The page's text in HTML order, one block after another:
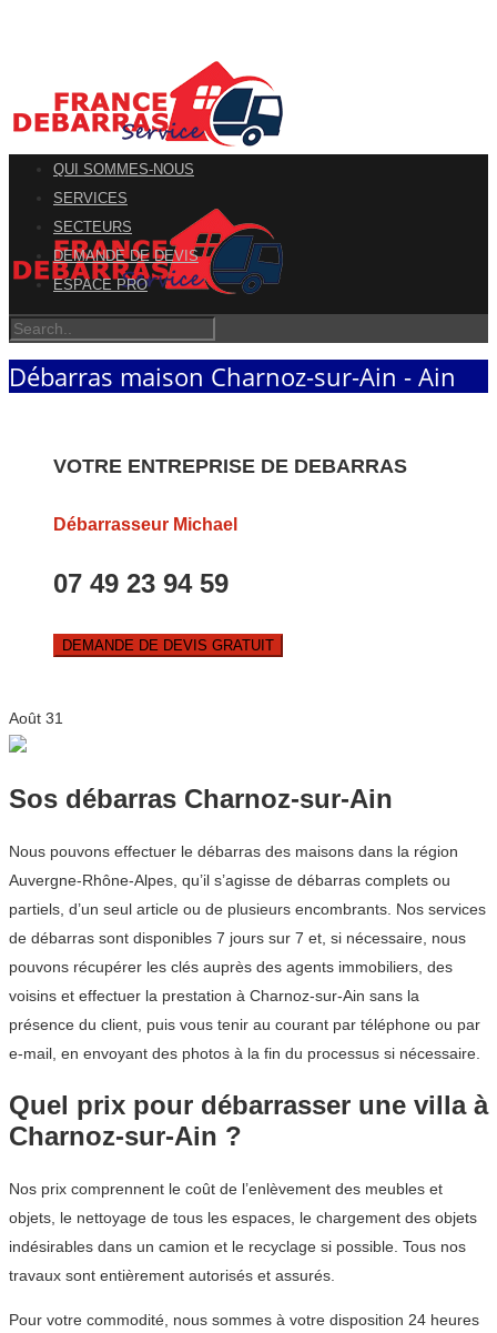
QUI SOMMES-NOUS
SERVICES
SECTEURS
DEMANDE DE DEVIS
ESPACE PRO
Débarras maison Charnoz-sur-Ain - Ain
VOTRE ENTREPRISE DE DEBARRAS
Débarrasseur Michael
07 49 23 94 59
DEMANDE DE DEVIS GRATUIT
Août 31
Sos débarras Charnoz-sur-Ain
Nous pouvons effectuer le débarras des maisons dans la région
Auvergne-Rhône-Alpes, qu’il s’agisse de débarras complets ou
partiels, d’un seul article ou de plusieurs encombrants. Nos services
de débarras sont disponibles 7 jours sur 7 et, si nécessaire, nous
pouvons récupérer les clés auprès des agents immobiliers, des
voisins et effectuer la prestation à Charnoz-sur-Ain sans la
présence du client, puis vous tenir au courant par téléphone ou par
e-mail, en envoyant des photos à la fin du processus si nécessaire.
Quel prix pour débarrasser une villa à
Charnoz-sur-Ain ?
Nos prix comprennent le coût de l’enlèvement des meubles et
objets, le nettoyage de tous les espaces, le chargement des objets
indésirables dans un camion et le recyclage si possible. Tous nos
travaux sont entièrement autorisés et assurés.
Pour votre commodité, nous sommes à votre disposition 24 heures